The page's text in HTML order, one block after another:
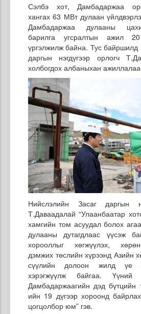
Сэлбэ хот, Дамбадаржаа
хангах 63 МВт дулаан
Дамбадаржаа дулааны
барилга угсралтын ажил
үргэлжилж байна. Тус байршилд
даргын нэгдүгээр орлогч
холбогдох албаныхан
Нийслэлийн Засаг даргын
Т.Даваадалай “Улаанбаатар
хамгийн том асуудал болох
дулааны дутагдлаас үүсэж
хорооллыг хөгжүүлэх,
дэмжих төслийн хүрээнд Азийн
сүүлийн долоон жилд үе
хэрэгжүүлж байгаа.
Дамбадаржаагийн дэд бүтцийн
ийн 19 дүгээр хороонд
цогцолбор юм” гэв.